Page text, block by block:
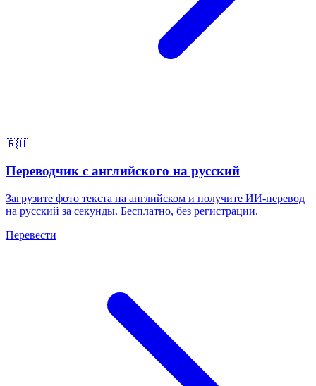
🇷🇺
Переводчик с английского на русский
Загрузите фото текста на английском и получите ИИ-перевод
на русский за секунды. Бесплатно, без регистрации.
Перевести